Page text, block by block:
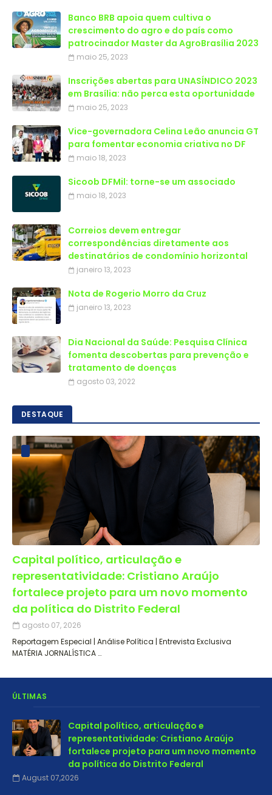
Banco BRB apoia quem cultiva o
crescimento do agro e do país como
patrocinador Master da AgroBrasília 2023
maio 25, 2023
Inscrições abertas para UNASÍNDICO 2023
em Brasília: não perca esta oportunidade
maio 25, 2023
Vice-governadora Celina Leão anuncia GT
para fomentar economia criativa no DF
maio 18, 2023
Sicoob DFMil: torne-se um associado
maio 18, 2023
Correios devem entregar
correspondências diretamente aos
destinatários de condomínio horizontal
janeiro 13, 2023
Nota de Rogerio Morro da Cruz
janeiro 13, 2023
Dia Nacional da Saúde: Pesquisa Clínica
fomenta descobertas para prevenção e
tratamento de doenças
agosto 03, 2022
DESTAQUE
Capital político, articulação e
representatividade: Cristiano Araújo
fortalece projeto para um novo momento
da política do Distrito Federal
agosto 07, 2026
Reportagem Especial | Análise Política | Entrevista Exclusiva
MATÉRIA JORNALÍSTICA …
ÚLTIMAS
Capital político, articulação e
representatividade: Cristiano Araújo
fortalece projeto para um novo momento
da política do Distrito Federal
August 07,2026